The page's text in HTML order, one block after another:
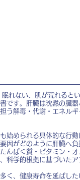
れない、肌が荒れると
です。肝臓は沈黙の臓
う解毒・代謝・エネル
始められる具体的な行
因がどのように肝臓へ
んぱく質・ビタミン・
学的根拠に基づいた
く、健康寿命を延ばし